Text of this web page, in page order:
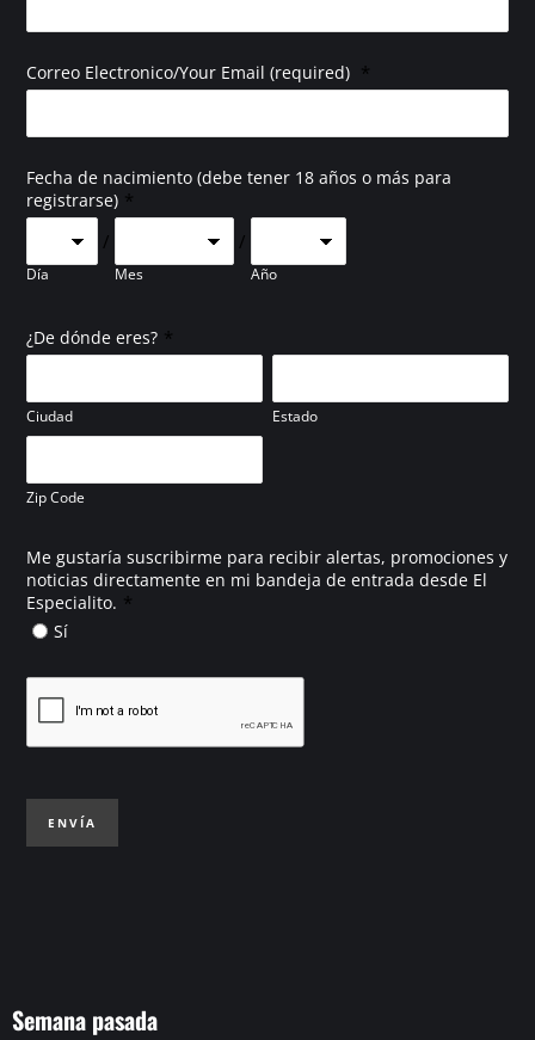
Correo Electronico/Your Email (required) *
Fecha de nacimiento (debe tener 18 años o más para
registrarse) *
Día
/
Mes
/
Año
¿De dónde eres? *
Ciudad Estado
Zip Code
Me gustaría suscribirme para recibir alertas, promociones y
noticias directamente en mi bandeja de entrada desde El
Especialito. *
Sí
ENVÍA
Semana pasada